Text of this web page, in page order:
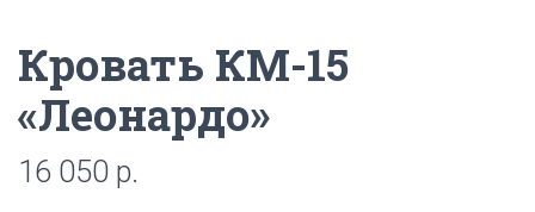
Кровать КМ-15
«Леонардо»
16 050 р.